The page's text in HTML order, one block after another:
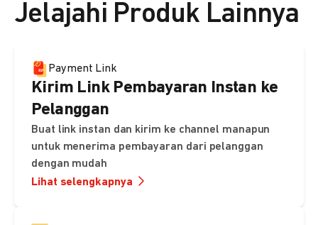
Jelajahi Produk Lainnya
Payment Link
Kirim Link Pembayaran Instan ke
Pelanggan
Buat link instan dan kirim ke channel manapun
untuk menerima pembayaran dari pelanggan
dengan mudah
Lihat selengkapnya